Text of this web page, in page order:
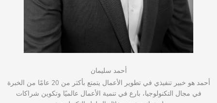
أحمد سليمان
أحمد هو خبير تنفيذي في تطوير الأعمال يتمتع بأكثر من 20 عامًا من الخبرة
في مجال التكنولوجيا، بارع في تنمية الأعمال عالميًا وتكوين شراكات